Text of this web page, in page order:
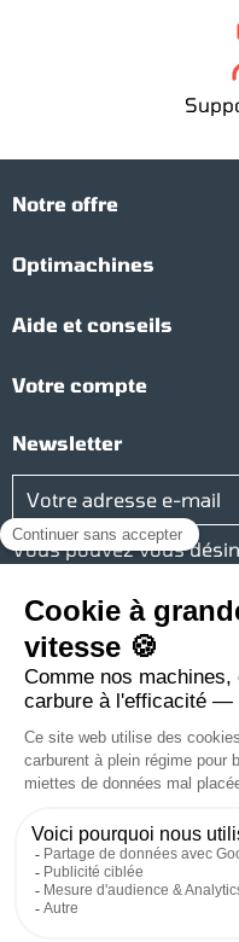
Notre offre
Optimachines
Aide et conseils
Votre compte
Newsletter
Vous pouvez vous
les conditions
Réseaux sociaux
FacebookYouTubeInstagram
Une
© 2026